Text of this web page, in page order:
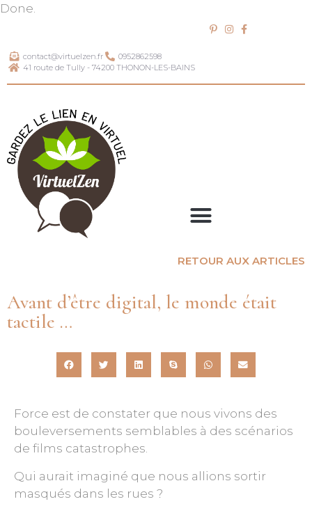
Done.
contact@virtuelzen.fr
0952862598
41 route de Tully - 74200 THONON-LES-BAINS
RETOUR AUX ARTICLES
Avant d’être digital, le monde était
tactile …
Force est de constater que nous vivons des
bouleversements semblables à des scénarios
de films catastrophes.
Qui aurait imaginé que nous allions sortir
masqués dans les rues ?